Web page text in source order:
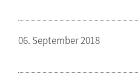
06. September 2018